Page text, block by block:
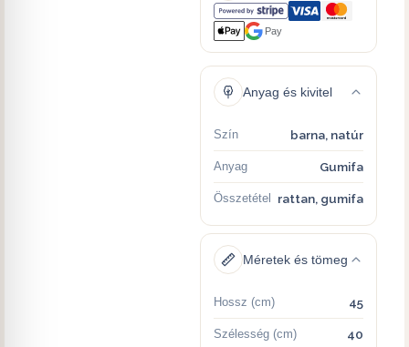
Pay
Anyag és kivitel
Szín barna, natúr
Anyag Gumifa
Összetétel rattan, gumifa
Méretek és tömeg
Hossz (cm) 45
Szélesség (cm) 40